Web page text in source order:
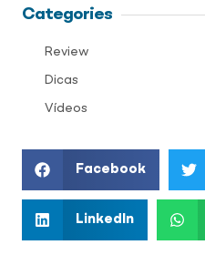
Categories
Review
Dicas
Vídeos
Facebook
LinkedIn